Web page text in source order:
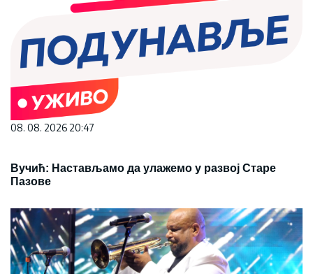
08. 08. 2026 20:47
Вучић: Настављамо да улажемо у развој Старе
Пазове